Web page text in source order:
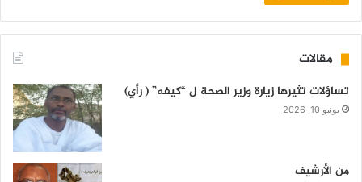
مقالات
تساؤلات تثيرها زيارة وزير الصحة ل “كيفه” ( رأي)
يونيو 10, 2026
من الأرشيف